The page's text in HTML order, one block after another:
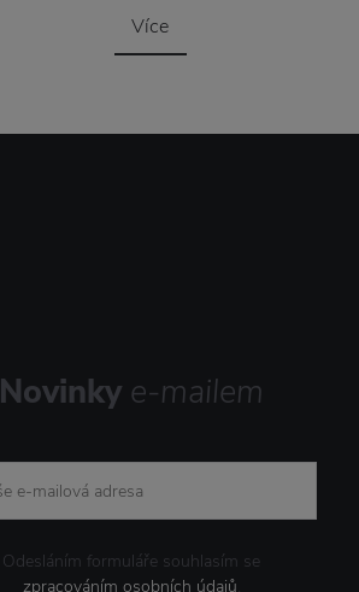
Více
Novinky e-mailem
Odesláním formuláře souhlasím se
zpracováním osobních údajů.